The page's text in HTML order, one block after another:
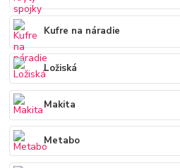
Kufre na náradie
Ložiská
Makita
Metabo